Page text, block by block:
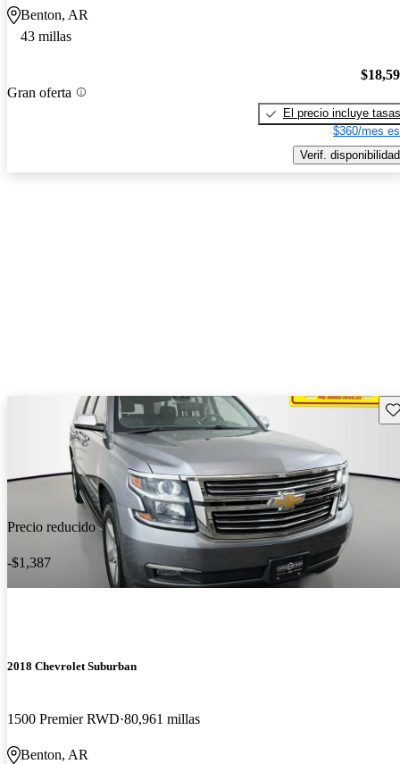
Benton, AR
43 millas
Gran oferta
El precio incluye tasas
$360/mes
Verif. disponibilidad
Precio reducido
-$1,387
2018 Chevrolet Suburban
1500 Premier RWD 80,961 millas
Benton, AR